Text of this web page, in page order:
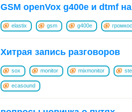
GSM openVox g400e и dtmf
elastix gsm g400e
Хитрая запись разговоров
sox monitor mixmonitor
ecasound